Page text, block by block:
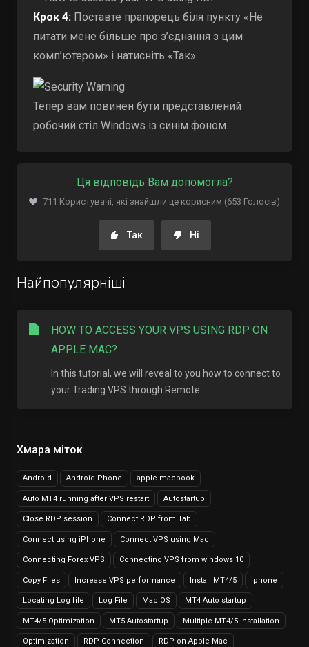
Хмара міток
Android Android Phone apple macbook
Auto MT4 running after VPS restart Autostartup
Close RDP session Connect RDP from Tab
Connect using iPhone Connect VPS using Mac
Connecting Forex VPS Connecting VPS from windows 10
Copy Files Increase VPS performance Install MT4/5 iphone
Locating Log file Log File Mac OS MT4 Auto startup
MT4/5 Optimization MT5 Autostartup Multiple MT4/5 Installation
Optimization RDP Connection RDP on Apple Mac
Крок 4: Поставте прапорець біля пункту «Не
питати мене більше про з’єднання з цим
комп’ютером» і натисніть «Так».
Тепер вам повинен бути представлений
робочий стіл Windows із синім фоном.
Ця відповідь Вам допомогла?
711 Користувачі, які знайшли це корисним (653 Голосів)
Так Ні
Найпопулярніші
HOW TO ACCESS YOUR VPS USING RDP ON
APPLE MAC?
In this tutorial, we will reveal to you how to connect to
your Trading VPS through Remote...